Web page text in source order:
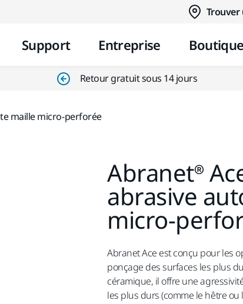
Trouver
Support Entreprise Boutique
Retour gratuit sous 14 jours
maille micro-perforée
Abranet®
abrasive
micro-
Abranet Ace est conçu pour les
ponçage des surfaces les plus
céramique, il offre une
les plus durs (comme le hêtre